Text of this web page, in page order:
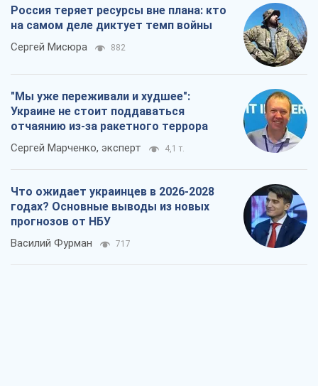
Россия теряет ресурсы вне плана: кто
на самом деле диктует темп войны
Сергей Мисюра 882
"Мы уже переживали и худшее":
Украине не стоит поддаваться
отчаянию из-за ракетного террора
Сергей Марченко, эксперт 4,1 т.
Что ожидает украинцев в 2026-2028
годах? Основные выводы из новых
прогнозов от НБУ
Василий Фурман 717